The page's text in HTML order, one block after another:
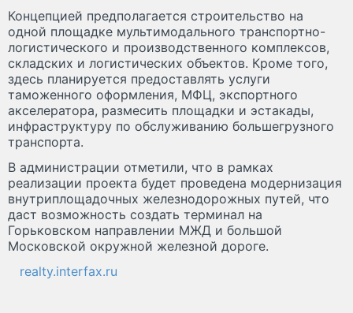
Концепцией предполагается строительство на
одной площадке мультимодального транспортно-
логистического и производственного комплексов,
складских и логистических объектов. Кроме того,
здесь планируется предоставлять услуги
таможенного оформления, МФЦ, экспортного
акселератора, размесить площадки и эстакады,
инфраструктуру по обслуживанию большегрузного
транспорта.
В администрации отметили, что в рамках
реализации проекта будет проведена модернизация
внутриплощадочных железнодорожных путей, что
даст возможность создать терминал на
Горьковском направлении МЖД и большой
Московской окружной железной дороге.
realty.interfax.ru